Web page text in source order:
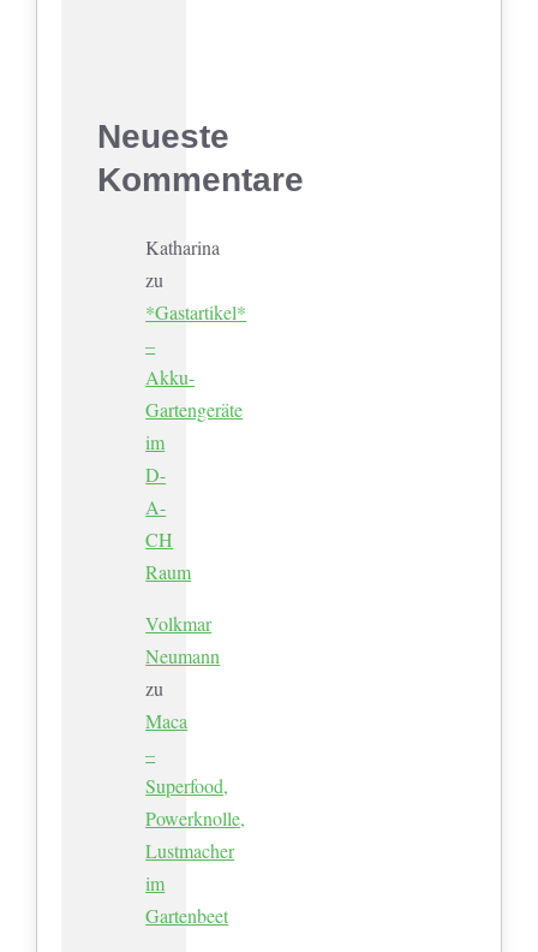
Neueste
Kommentare
Katharina
zu
*Gastartikel*
–
Akku-
Gartengeräte
im
D-
A-
CH
Raum
Volkmar
Neumann
zu
Maca
–
Superfood,
Powerknolle,
Lustmacher
im
Gartenbeet